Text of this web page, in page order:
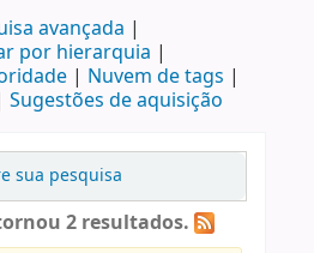
avançada
por hierarquia
Nuvem de tags
Sugestões de aquisição
sua pesquisa
2 resultados.